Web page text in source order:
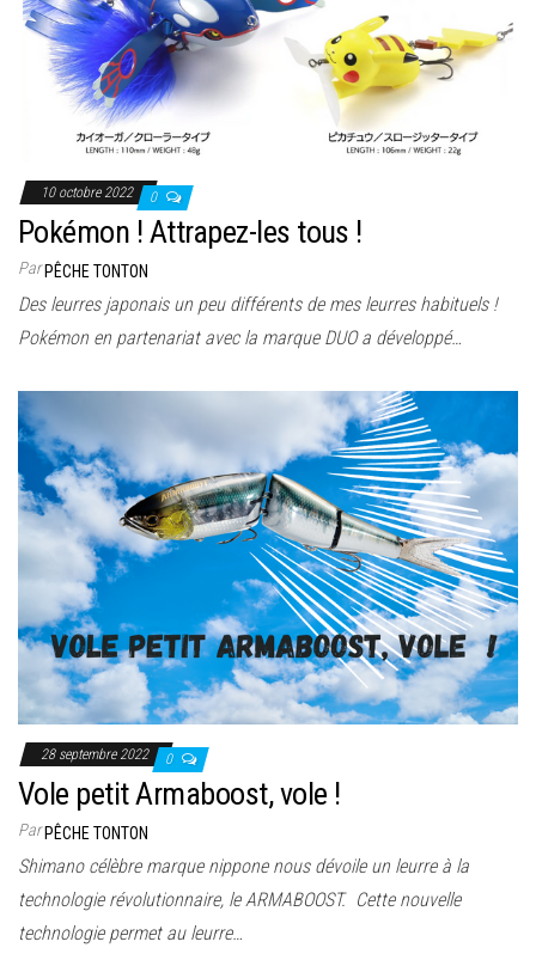
10 octobre 2022 0
Pokémon ! Attrapez-les tous !
ParPÊCHE TONTON
Des leurres japonais un peu différents de mes leurres habituels !
Pokémon en partenariat avec la marque DUO a développé…
28 septembre 2022 0
Vole petit Armaboost, vole !
ParPÊCHE TONTON
Shimano célèbre marque nippone nous dévoile un leurre à la
technologie révolutionnaire, le ARMABOOST. Cette nouvelle
technologie permet au leurre…